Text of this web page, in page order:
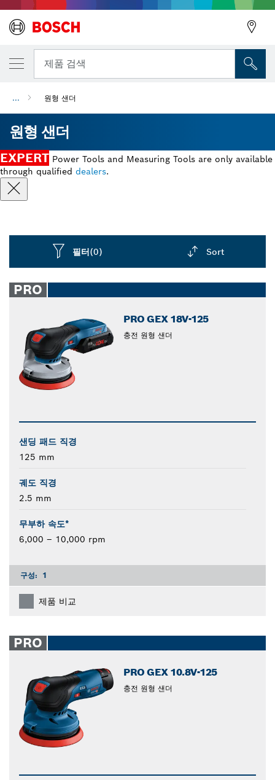
제품 검색
... 원형 샌더
원형 샌더
EXPERT Power Tools and Measuring Tools are only available
through qualified dealers.
필터(0) Sort
closed
PRO
PRO GEX 18V-125
충전 원형 샌더
샌딩 패드 직경
125 mm
궤도 직경
2.5 mm
무부하 속도*
6,000 – 10,000 rpm
구성: 1
제품 비교
PRO
PRO GEX 10.8V-125
충전 원형 샌더